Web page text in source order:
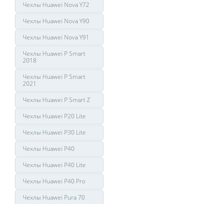
Чехлы Huawei Nova Y72
Чехлы Huawei Nova Y90
Чехлы Huawei Nova Y91
Чехлы Huawei P Smart
2018
Чехлы Huawei P Smart
2021
Чехлы Huawei P Smart Z
Чехлы Huawei P20 Lite
Чехлы Huawei P30 Lite
Чехлы Huawei P40
Чехлы Huawei P40 Lite
Чехлы Huawei P40 Pro
Чехлы Huawei Pura 70